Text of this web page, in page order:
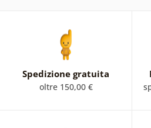
Spedizione gratuita
oltre 150,00 €